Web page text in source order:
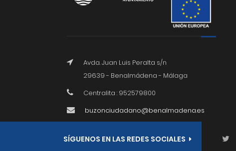
Avda. Juan Luis Peralta s/n
29639 - Benalmádena - Málaga
Centralita : 952579800
buzonciudadano@benalmadena.es
SÍGUENOS EN LAS REDES SOCIALES